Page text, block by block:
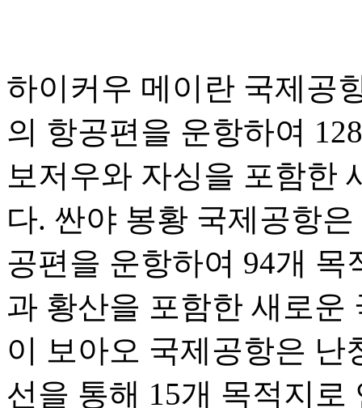
하이커우 메이란 국제공
의 항공편을 운항하여
보저우와 자싱을 포함한
다. 싼야 봉황 국제공항
공편을 운항하여 94개
과 황산을 포함한 새로운
이 보아오 국제공항은 난
선을 통해 15개 목적지